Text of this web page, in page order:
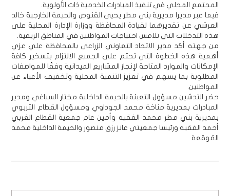
المجتمع المحلي في تنفيذ المبادرات الخدمية ذات الأولوية.
فيما عبر مديرا مديرية بني مطر يحيى القنوص والحيمة الخارجية خالد
العرشي عن تقديرهما لقيادة المحافظة ووزارة الإدارة المحلية على
هذه التدخلات التي تلامس احتياجات المواطنين في المناطق الريفية.
من جهته أكد مدير الاتحاد التعاوني الزراعي بالمحافظة علي عزي
أهمية هذه الخطوة التي تحتم على الجميع الالتزام بتسخير كافة
الإمكانات والموارد المتاحة لإنجاز المشاريع الميدانية وفقًا للمواصفات
المطلوبة بما يسهم في تعزيز التنمية المحلية وتخفيف الأعباء عن
المواطنين.
حضر التدشين مسؤول التعبئة بالحيمة الداخلية مختار السياغي ومدير
المبادرات بمديرية مناخة محمد الجوداوي ومسؤول القطاع التربوي
بمديرية بني مطر محمد الفقيه وأمين عام جمعية القطاع الغربي
أحمد الفقيه ورئيسا جمعيتي عانز رزق منصور والحيمة الداخلية محمد
القوقعة